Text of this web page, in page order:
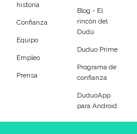
Tipo de atención
Masajista
Peluquería
Pedicura
historia
Confianza
Equipo
Empleo
Prensa
Blog - El
rincón del
Dudú
Duduo Prime
Programa de
confianza
DuduoApp
para Android